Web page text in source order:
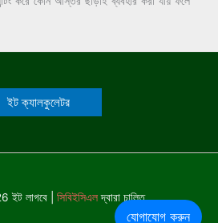
ইট ক্যালকুলেটর
ইট লাগবে | সিবিইসিএলদ্বারা চালিত
যোগাযোগ করুন